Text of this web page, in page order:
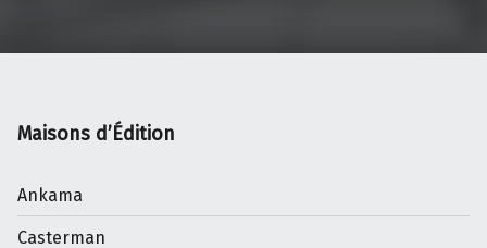
Maisons d’Édition
Ankama
Casterman